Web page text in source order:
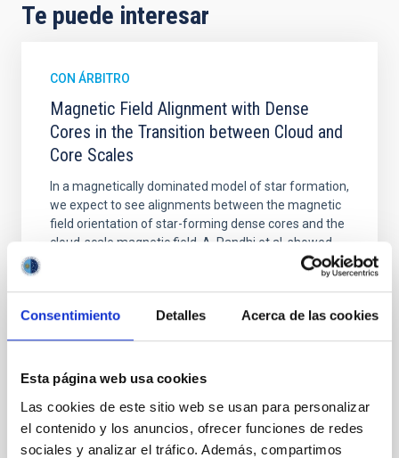
Consentimiento Detalles Acerca de las cookies
Esta página web usa cookies
Las cookies de este sitio web se usan para personalizar
el contenido y los anuncios, ofrecer funciones de redes
sociales y analizar el tráfico. Además, compartimos
Te puede interesar
CON ÁRBITRO
Magnetic Field Alignment with Dense
Cores in the Transition between Cloud and
Core Scales
In a magnetically dominated model of star formation,
we expect to see alignments between the magnetic
field orientation of star-forming dense cores and the
cloud-scale magnetic field. A. Pandhi et al. showed
instead, however, that the orientation of cores and
their angular momentum vectors appear random
2026APJ..1003...83Y